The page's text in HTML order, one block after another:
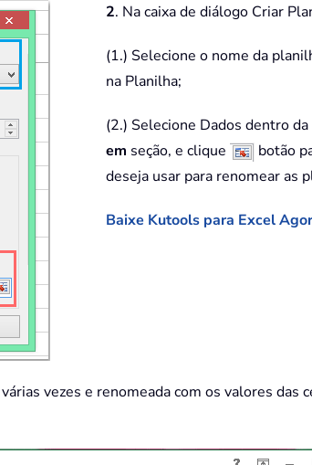
2. Na caixa de diálogo Criar
(1.) Selecione o nome da
na Planilha;
(2.) Selecione Dados dentro
em seção, e clique
botão
deseja usar para renomear as
Baixe Kutools para Excel
vezes e renomeada com os valores